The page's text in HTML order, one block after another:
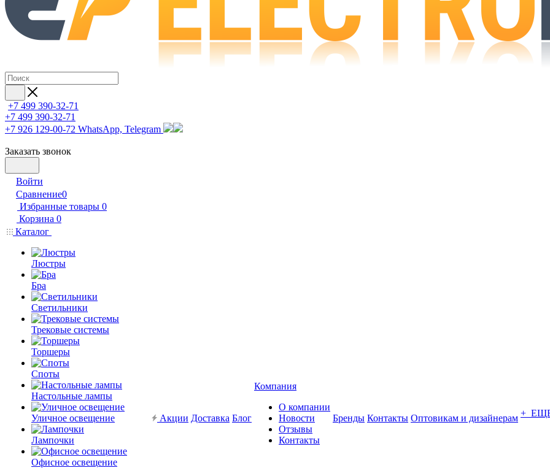
+7 499 390-32-71
+7 499 390-32-71
+7 926 129-00-72 WhatsApp, Telegram
Заказать звонок
Войти
Сравнение0
Избранные товары 0
Корзина 0
Каталог
Люстры
Бра
Светильники
Трековые системы
Торшеры
Споты
Настольные лампы
Уличное освещение
Лампочки
Офисное освещение
Акции Доставка Блог
Компания
О компании
Новости
Отзывы
Контакты
Бренды Контакты Оптовикам и дизайнерам +